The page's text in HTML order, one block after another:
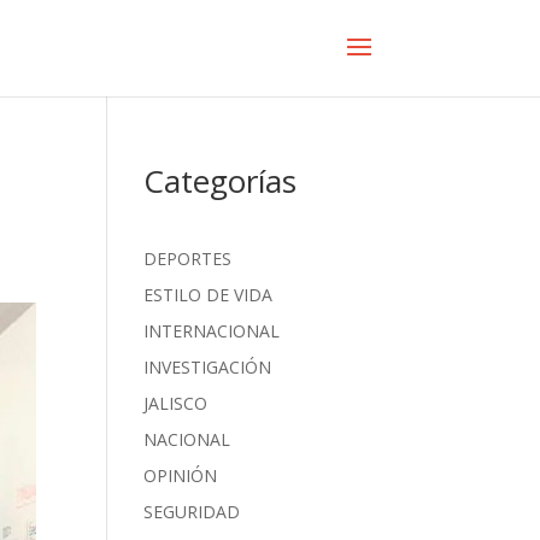
Categorías
DEPORTES
ESTILO DE VIDA
INTERNACIONAL
INVESTIGACIÓN
JALISCO
NACIONAL
OPINIÓN
SEGURIDAD